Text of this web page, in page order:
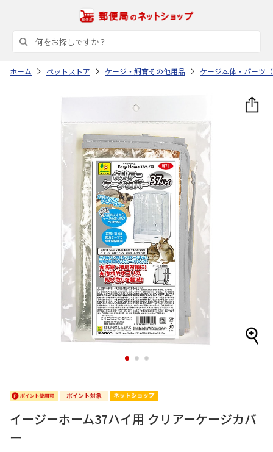
ホーム ペットストア ケージ・飼育その他用品 ケージ本体・パーツ
1 2 3
イージーホーム37ハイ用 クリアーケージカバ
ー